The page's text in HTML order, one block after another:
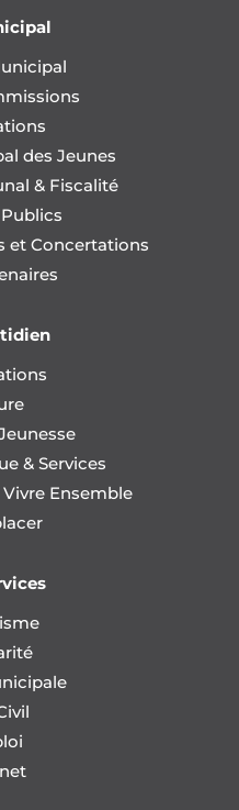
des Jeunes
& Fiscalité
et Concertations
& Services
Ensemble